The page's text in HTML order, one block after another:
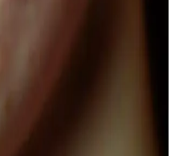
özler ve antiseptik maddelerle
alternatifler sunar, kimyasal